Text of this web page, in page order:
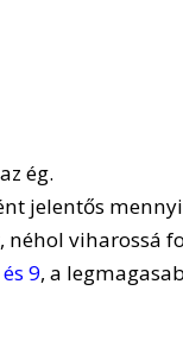
ég.
jelentős
néhol viharossá
9, a